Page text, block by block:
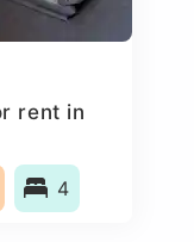
rent in
4